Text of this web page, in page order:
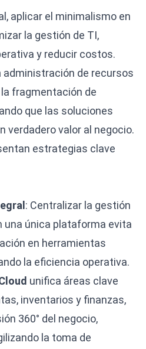
aplicar el minimalismo en
la gestión de TI,
y reducir costos.
de recursos
fragmentación de
que las soluciones
verdadero valor al negocio.
estrategias clave
: Centralizar la gestión
una única plataforma evita
en herramientas
la eficiencia operativa.
unifica áreas clave
inventarios y finanzas,
360° del negocio,
la toma de